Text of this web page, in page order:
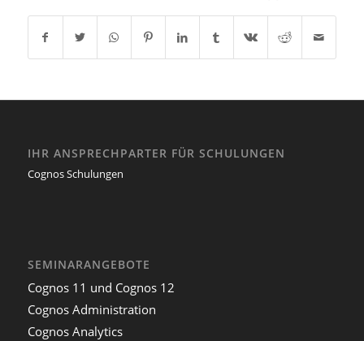
IHR ANSPRECHPARTER FÜR SCHULUNGEN
Cognos Schulungen
SEMINARANGEBOTE
Cognos 11 und Cognos 12
Cognos Administration
Cognos Analytics